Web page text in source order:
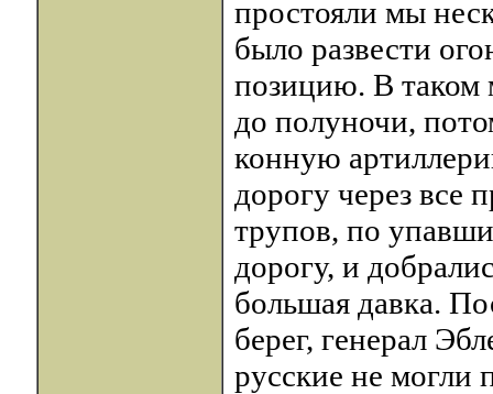
простояли мы
было развести
позицию. В таком
до полуночи,
конную
дорогу через все
трупов, по
дорогу, и
большая давка.
берег, генерал
русские не могли